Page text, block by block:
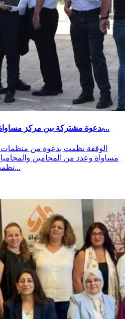
بدعوة مشتركة بين مركز مساواة وجمعيات حقوقية .. محامون...
الوقفة نظمت بدعوة من منظمات
مساواة وعدد من المحامين
نظمت أمام المكاتب الحكومية في...